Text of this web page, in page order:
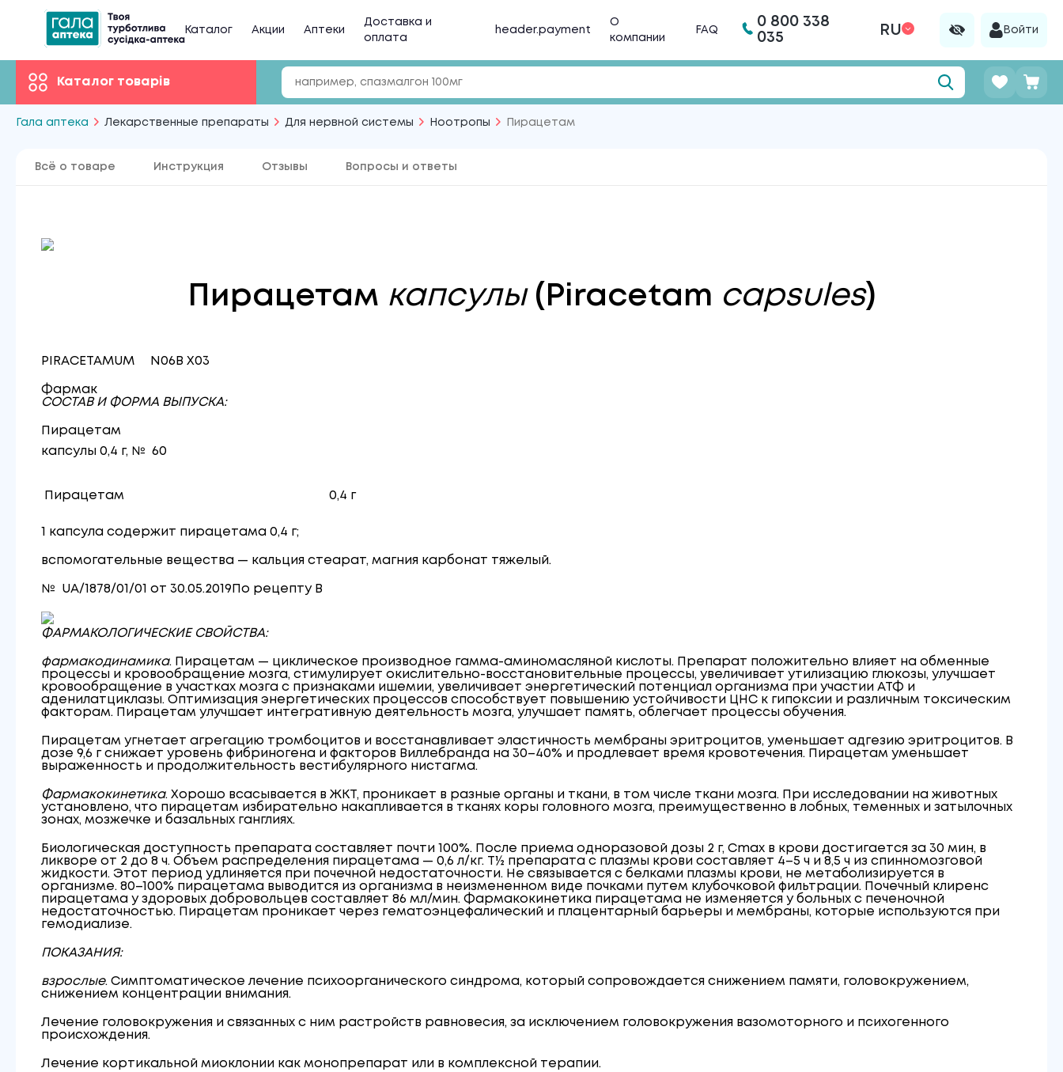
Каталог Акции Аптеки
Доставка и
оплата
header.payment
О
компании
FAQ
0 800 338
035
RU Войти
Каталог товарів
Гала аптека Лекарственные препараты Для нервной системы Ноотропы Пирацетам
Всё о товаре Инструкция Отзывы Вопросы и ответы
Пирацетам капсулы(Piracetam capsules)
PIRACETAMUM N06B X03
Фармак
СОСТАВ И ФОРМА ВЫПУСКА:
Пирацетам
капсулы 0,4 г, № 60
Пирацетам 0,4 г
1 капсула содержит пирацетама 0,4 г;
вспомогательные вещества — кальция стеарат, магния карбонат тяжелый.
№ UA/1878/01/01 от 30.05.2019 По рецепту B
ФАРМАКОЛОГИЧЕСКИЕ СВОЙСТВА:
фармакодинамика. Пирацетам — циклическое производное гамма-аминомасляной кислоты. Препарат положительно влияет на обменные
процессы и кровообращение мозга, стимулирует окислительно-восстановительные процессы, увеличивает утилизацию глюкозы, улучшает
кровообращение в участках мозга с признаками ишемии, увеличивает энергетический потенциал организма при участии АТФ и
аденилатциклазы. Оптимизация энергетических процессов способствует повышению устойчивости ЦНС к гипоксии и различным токсическим
факторам. Пирацетам улучшает интегративную деятельность мозга, улучшает память, облегчает процессы обучения.
Пирацетам угнетает агрегацию тромбоцитов и восстанавливает эластичность мембраны эритроцитов, уменьшает адгезию эритроцитов. В
дозе 9,6 г снижает уровень фибриногена и факторов Виллебранда на 30–40% и продлевает время кровотечения. Пирацетам уменьшает
выраженность и продолжительность вестибулярного нистагма.
Фармакокинетика. Хорошо всасывается в ЖКТ, проникает в разные органы и ткани, в том числе ткани мозга. При исследовании на животных
установлено, что пирацетам избирательно накапливается в тканях коры головного мозга, преимущественно в лобных, теменных и затылочных
зонах, мозжечке и базальных ганглиях.
Биологическая доступность препарата составляет почти 100%. После приема одноразовой дозы 2 г, Cmax в крови достигается за 30 мин, в
ликворе от 2 до 8 ч. Объем распределения пирацетама — 0,6 л/кг. T½ препарата с плазмы крови составляет 4–5 ч и 8,5 ч из спинномозговой
жидкости. Этот период удлиняется при почечной недостаточности. Не связывается с белками плазмы крови, не метаболизируется в
организме. 80–100% пирацетама выводится из организма в неизмененном виде почками путем клубочковой фильтрации. Почечный клиренс
пирацетама у здоровых добровольцев составляет 86 мл/мин. Фармакокинетика пирацетама не изменяется у больных с печеночной
недостаточностью. Пирацетам проникает через гематоэнцефалический и плацентарный барьеры и мембраны, которые используются при
гемодиализе.
ПОКАЗАНИЯ:
взрослые. Симптоматическое лечение психоорганического синдрома, который сопровождается снижением памяти, головокружением,
снижением концентрации внимания.
Лечение головокружения и связанных с ним растройств равновесия, за исключением головокружения вазомоторного и психогенного
происхождения.
Лечение кортикальной миоклонии как монопрепарат или в комплексной терапии.